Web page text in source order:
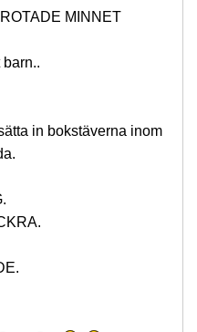
MINNET
barn..
in bokstäverna inom